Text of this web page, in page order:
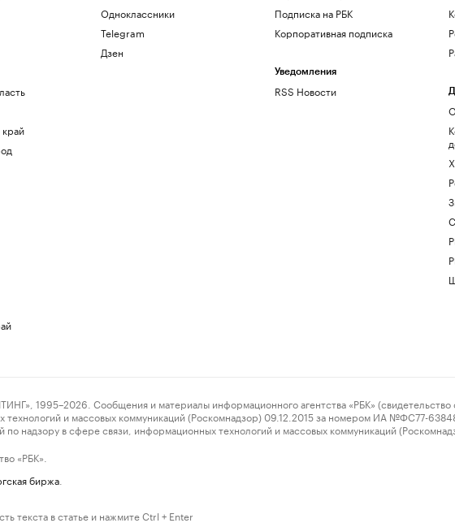
Одноклассники
Telegram
Дзен
Подписка на РБК
Корпоративная подписка
Уведомления
RSS Новости
Сообщения и материалы информационного агентства «РБК» (свидетельство
и массовых коммуникаций (Роскомнадзор) 09.12.2015 за номером ИА №ФС77-
надзору в сфере связи, информационных технологий и массовых коммуникаций
«РБК».
биржа
текста в статье и нажмите Ctrl + Enter